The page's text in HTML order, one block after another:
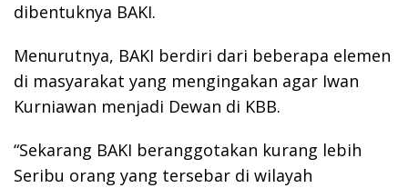
dibentuknya BAKI.
Menurutnya, BAKI berdiri dari beberapa elemen
di masyarakat yang mengingakan agar Iwan
Kurniawan menjadi Dewan di KBB.
“Sekarang BAKI beranggotakan kurang lebih
Seribu orang yang tersebar di wilayah